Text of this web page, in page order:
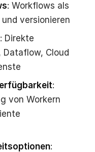
: Workflows als
versionieren
: Direkte
Dataflow, Cloud
:
von Workern
: